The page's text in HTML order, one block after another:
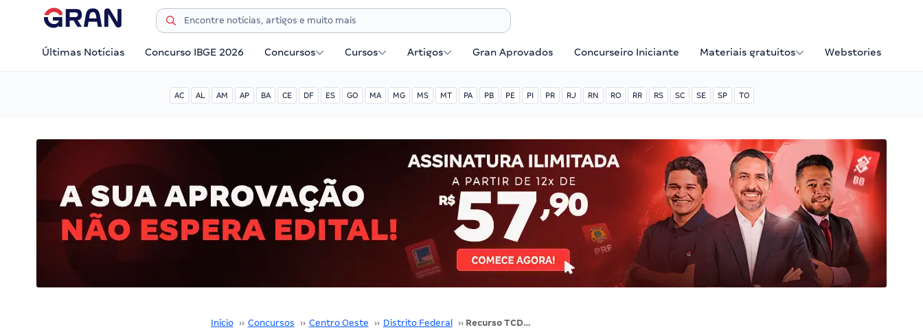
Últimas Notícias Concurso IBGE 2026 Concursos Cursos Artigos Gran Aprovados Concurseiro Iniciante Materiais gratuitos Webstories
AC AL AM AP BA CE DF ES GO MA MG MS MT PA PB PE PI PR RJ RN RO RR RS SC SE SP TO
Início ›› Concursos ›› Centro Oeste ›› Distrito Federal ›› Recurso TCDF Procurador: questão de Direito Previdenciário